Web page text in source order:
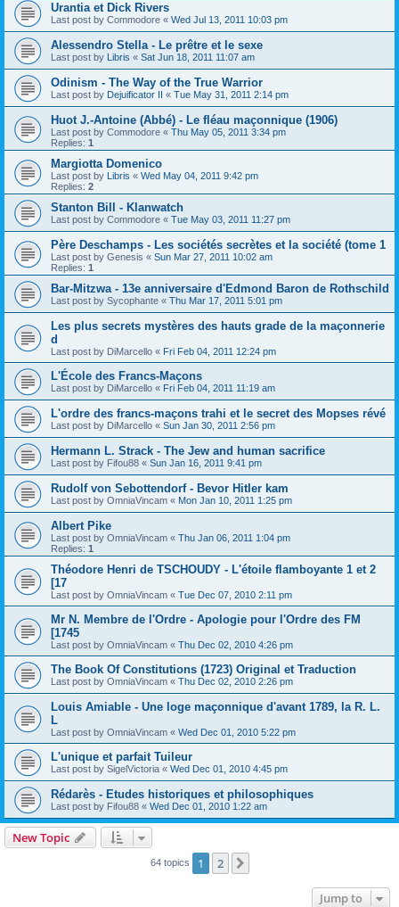
Urantia et Dick Rivers
Last post by Commodore « Wed Jul 13, 2011 10:03 pm
Alessendro Stella - Le prêtre et le sexe
Last post by Libris « Sat Jun 18, 2011 11:07 am
Odinism - The Way of the True Warrior
Last post by Dejuificator II « Tue May 31, 2011 2:14 pm
Huot J.-Antoine (Abbé) - Le fléau maçonnique (1906)
Last post by Commodore « Thu May 05, 2011 3:34 pm
Replies: 1
Margiotta Domenico
Last post by Libris « Wed May 04, 2011 9:42 pm
Replies: 2
Stanton Bill - Klanwatch
Last post by Commodore « Tue May 03, 2011 11:27 pm
Père Deschamps - Les sociétés secrètes et la société (tome 1
Last post by Genesis « Sun Mar 27, 2011 10:02 am
Replies: 1
Bar-Mitzwa - 13e anniversaire d'Edmond Baron de Rothschild
Last post by Sycophante « Thu Mar 17, 2011 5:01 pm
Les plus secrets mystères des hauts grade de la maçonnerie
d
Last post by DiMarcello « Fri Feb 04, 2011 12:24 pm
L'École des Francs-Maçons
Last post by DiMarcello « Fri Feb 04, 2011 11:19 am
L'ordre des francs-maçons trahi et le secret des Mopses révé
Last post by DiMarcello « Sun Jan 30, 2011 2:56 pm
Hermann L. Strack - The Jew and human sacrifice
Last post by Fifou88 « Sun Jan 16, 2011 9:41 pm
Rudolf von Sebottendorf - Bevor Hitler kam
Last post by OmniaVincam « Mon Jan 10, 2011 1:25 pm
Albert Pike
Last post by OmniaVincam « Thu Jan 06, 2011 1:04 pm
Replies: 1
Théodore Henri de TSCHOUDY - L'étoile flamboyante 1 et 2
[17
Last post by OmniaVincam « Tue Dec 07, 2010 2:11 pm
Mr N. Membre de l'Ordre - Apologie pour l'Ordre des FM
[1745
Last post by OmniaVincam « Thu Dec 02, 2010 4:26 pm
The Book Of Constitutions (1723) Original et Traduction
Last post by OmniaVincam « Thu Dec 02, 2010 2:26 pm
Louis Amiable - Une loge maçonnique d'avant 1789, la R. L.
L
Last post by OmniaVincam « Wed Dec 01, 2010 5:22 pm
L'unique et parfait Tuileur
Last post by SigelVictoria « Wed Dec 01, 2010 4:45 pm
Rédarès - Etudes historiques et philosophiques
Last post by Fifou88 « Wed Dec 01, 2010 1:22 am
New Topic
64 topics 1 2
Jump to